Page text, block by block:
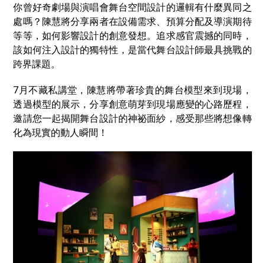
你曾好奇劇場與演唱會舞台空間設計的邏輯有什麼異同之
處嗎？陳慧將分享兩者在設備需求、預算分配及導演期待
等等，如何影響設計的創意發想。追求感官震撼的同時，
該如何注入設計的獨特性，是當代舞台設計師最具挑戰的
跨界課題。
7月不藏私講堂，陳慧將帶著珍貴的舞台模型來到現場，
透過模型的展示，分享創意萌芽到現場應變的心路歷程，
邀請您一起揭開舞台設計的神祕面紗，感受那些將想像轉
化為現實的動人瞬間！